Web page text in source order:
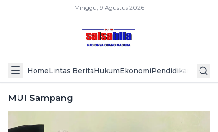
Minggu, 9 Agustus 2026
HomeLintas BeritaHukumEkonomiPendidikan Politik
MUI Sampang